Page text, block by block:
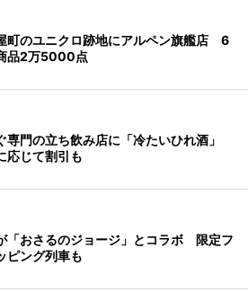
町のユニクロ跡地にアルペン旗艦店 6
品2万5000点
専門の立ち飲み店に「冷たいひれ酒」
応じて割引も
「おさるのジョージ」とコラボ 限定フ
ピング列車も